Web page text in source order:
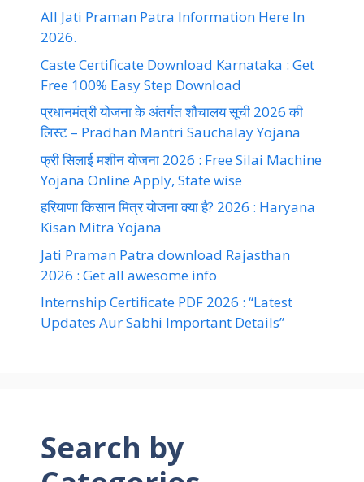
All Jati Praman Patra Information Here In
2026.
Caste Certificate Download Karnataka : Get
Free 100% Easy Step Download
प्रधानमंत्री योजना के अंतर्गत शौचालय सूची 2026 की
लिस्ट – Pradhan Mantri Sauchalay Yojana
फ्री सिलाई मशीन योजना 2026 : Free Silai Machine
Yojana Online Apply, State wise
हरियाणा किसान मित्र योजना क्या है? 2026 : Haryana
Kisan Mitra Yojana
Jati Praman Patra download Rajasthan
2026 : Get all awesome info
Internship Certificate PDF 2026 : “Latest
Updates Aur Sabhi Important Details”
Search by